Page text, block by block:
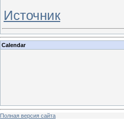
Источник
Calendar
Полная версия сайта